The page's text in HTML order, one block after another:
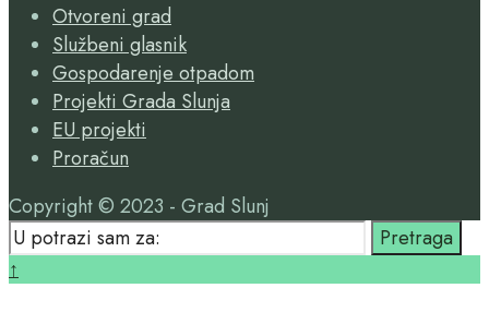
Window
Otvoreni grad
Službeni glasnik
Gospodarenje otpadom
Projekti Grada Slunja
EU projekti
Proračun
Copyright © 2023 - Grad Slunj
Search
for:
Pretraga
Close
↑